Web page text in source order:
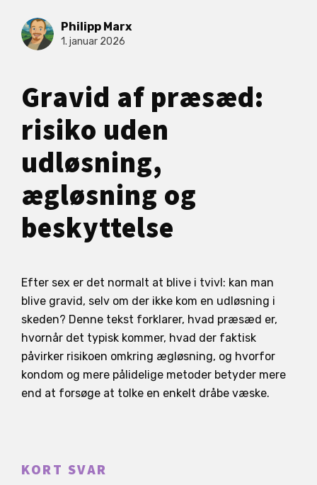
Philipp Marx
1. januar 2026
Gravid af præsæd:
risiko uden
udløsning,
ægløsning og
beskyttelse
Efter sex er det normalt at blive i tvivl: kan man
blive gravid, selv om der ikke kom en udløsning i
skeden? Denne tekst forklarer, hvad præsæd er,
hvornår det typisk kommer, hvad der faktisk
påvirker risikoen omkring ægløsning, og hvorfor
kondom og mere pålidelige metoder betyder mere
end at forsøge at tolke en enkelt dråbe væske.
KORT SVAR